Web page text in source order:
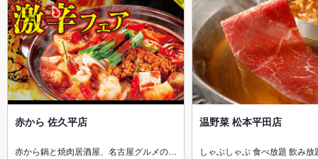
赤から 佐久平店
赤から鍋と焼肉居酒屋、名古屋グルメの…
温野菜 松本平田店
しゃぶしゃぶ 食べ放題 飲み放